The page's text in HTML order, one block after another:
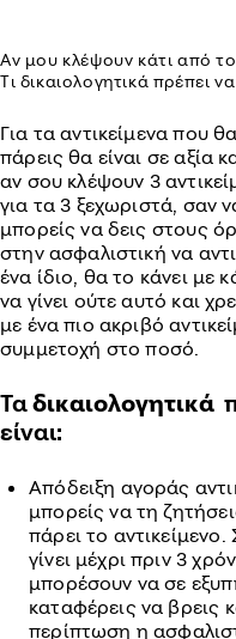
Αν μου κλέψουν κάτι από
Τι δικαιολογητικά πρέπει
Για τα αντικείμενα που
πάρεις θα είναι σε αξία
αν σου κλέψουν 3
για τα 3 ξεχωριστά, σαν
μπορείς να δεις στους
στην ασφαλιστική να
ένα ίδιο, θα το κάνει με
να γίνει ούτε αυτό και
με ένα πιο ακριβό
συμμετοχή στο ποσό.
Ταδικαιολογητικά
είναι:
Απόδειξη αγοράς
μπορείς να τη
πάρει το
γίνει μέχρι πριν 3
μπορέσουν να σε
καταφέρεις να βρεις
περίπτωση η